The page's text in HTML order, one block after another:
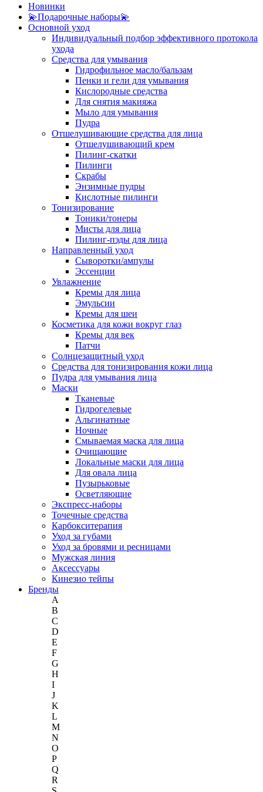
Новинки
💫Подарочные наборы💫
Основной уход
Индивидуальный подбор эффективного протокола
ухода
Средства для умывания
Гидрофильное масло/бальзам
Пенки и гели для умывания
Кислородные средства
Для снятия макияжа
Мыло для умывания
Пудра
Отшелушивающие средства для лица
Отшелушивающий крем
Пилинг-скатки
Пилинги
Скрабы
Энзимные пудры
Кислотные пилинги
Тонизирование
Тоники/тонеры
Мисты для лица
Пилинг-пэды для лица
Направленный уход
Сыворотки/ампулы
Эссенции
Увлажнение
Кремы для лица
Эмульсии
Кремы для шеи
Косметика для кожи вокруг глаз
Кремы для век
Патчи
Солнцезащитный уход
Средства для тонизирования кожи лица
Пудра для умывания лица
Маски
Тканевые
Гидрогелевые
Альгинатные
Ночные
Смываемая маска для лица
Очищающие
Локальные маски для лица
Для овала лица
Пузырьковые
Осветляющие
Экспресс-наборы
Точечные средства
Карбокситерапия
Уход за губами
Уход за бровями и ресницами
Мужская линия
Аксессуары
Кинезио тейпы
Бренды
A
B
C
D
E
F
G
H
I
J
K
L
M
N
O
P
Q
R